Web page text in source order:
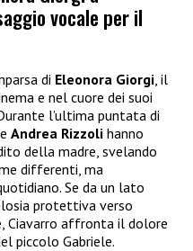
vocale per il
di Eleonora Giorgi , il
e nel cuore dei suoi
l’ultima puntata di
e Andrea Rizzoli hanno
della madre, svelando
differenti, ma
Se da un lato
protettiva verso
Ciavarro affronta il dolore
piccolo Gabriele.